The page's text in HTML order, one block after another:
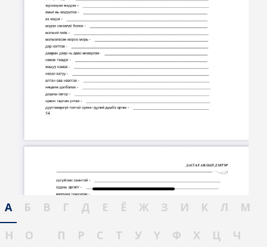
А Б В Г Д Е Ё Ж З И К Л
М
Н
О П Р С Т У Ү Ф Х Ц
Ч